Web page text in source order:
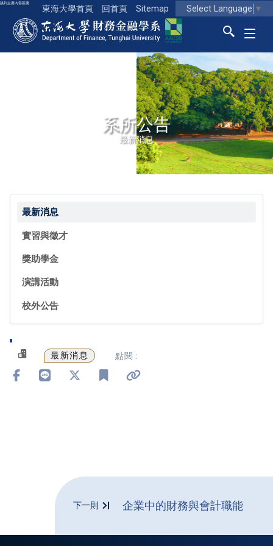
跳到主要內容區塊
東海大學首頁 回首頁 Sitemap Select Language ▼
東海大學logo
系所公告
最新消息
最新消息
實習與徵才
獎助學金
演講活動
校外公告
最新消息 點閱 :
下一則 企業中的財務與會計職能